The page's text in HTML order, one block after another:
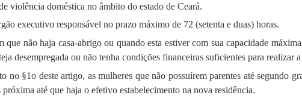
violência doméstica no âmbito do estado de Ceará.
executivo responsável no prazo máximo de 72 (setenta e duas) horas.
não haja casa-abrigo ou quando esta estiver com sua capacidade
desempregada ou não tenha condições financeiras suficientes para realizar
no §1o deste artigo, as mulheres que não possuírem parentes até segundo
até que haja o efetivo estabelecimento na nova residência.